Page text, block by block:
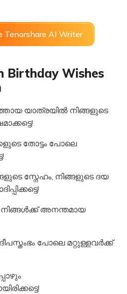
Tenorshare AI Writer
Birthday Wishes
യാത്രയിൽ നിങ്ങളുടെ
തോട്ടം പോലെ
സ്നേഹം, നിങ്ങളുടെ ദയ
അനന്തമായ
പോലെ മറ്റുള്ളവർക്ക്